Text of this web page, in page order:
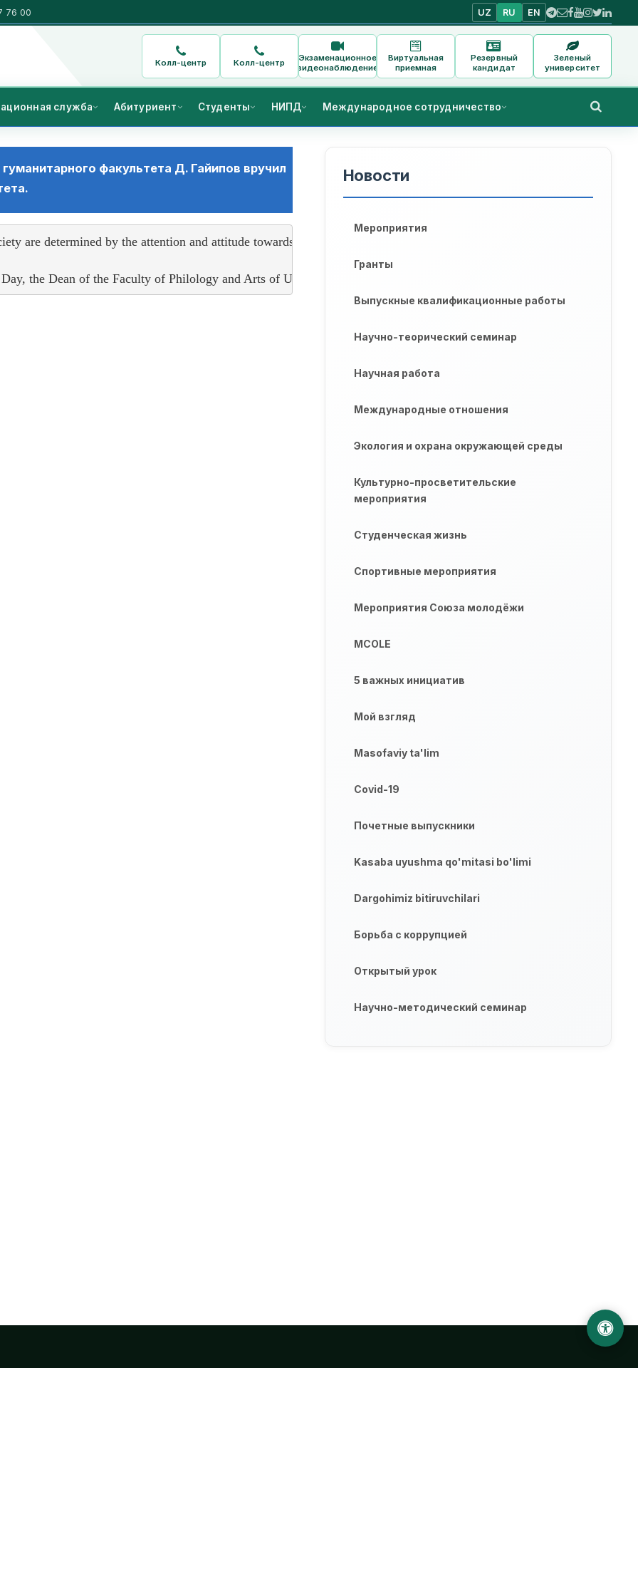
76 00 UZ RU EN
Колл-центр Колл-центр
Экзаменационное
видеонаблюдение
Виртуальная
приемная
Резервный
кандидат
Зеленый
университет
служба Абитуриент Студенты НИПД Международное сотрудничество
факультета Д. Гайипов вручил
are determined by the attention and attitude towards women. After all, respect for women is a sign of respect for the
the Dean of the Faculty of Philology and Arts of Urgench State University named after Abu Rayhon Beruni, D.
Новости
Мероприятия
Гранты
Выпускные квалификационные работы
Научно-теорический семинар
Научная работа
Международные отношения
Экология и охрана окружающей среды
Культурно-просветительские
мероприятия
Студенческая жизнь
Спортивные мероприятия
Мероприятия Союза молодёжи
MCOLE
5 важных инициатив
Мой взгляд
Masofaviy ta'lim
Covid-19
Почетные выпускники
Kasaba uyushma qo'mitasi bo'limi
Dargohimiz bitiruvchilari
Борьба с коррупцией
Открытый урок
Научно-методический семинар